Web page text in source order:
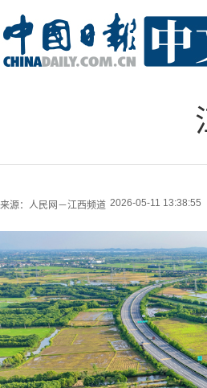
来源： 人民网－江西频道 2026-05-11 13:38:55